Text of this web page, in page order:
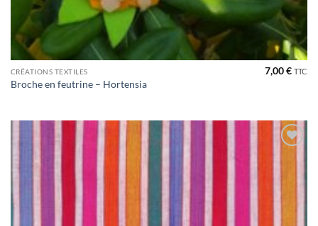
CRÉATIONS TEXTILES
Broche en feutrine – Hortensia
7,00€ TTC